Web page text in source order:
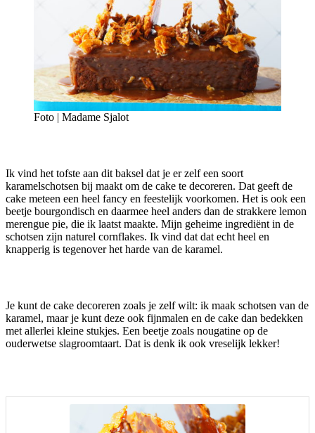
Foto | Madame Sjalot
Ik vind het tofste aan dit baksel dat je er zelf een soort
karamelschotsen bij maakt om de cake te decoreren. Dat geeft de
cake meteen een heel fancy en feestelijk voorkomen. Het is ook een
beetje bourgondisch en daarmee heel anders dan de strakkere lemon
merengue pie, die ik laatst maakte. Mijn geheime ingrediënt in de
schotsen zijn naturel cornflakes. Ik vind dat dat echt heel en
knapperig is tegenover het harde van de karamel.
Je kunt de cake decoreren zoals je zelf wilt: ik maak schotsen van de
karamel, maar je kunt deze ook fijnmalen en de cake dan bedekken
met allerlei kleine stukjes. Een beetje zoals nougatine op de
ouderwetse slagroomtaart. Dat is denk ik ook vreselijk lekker!